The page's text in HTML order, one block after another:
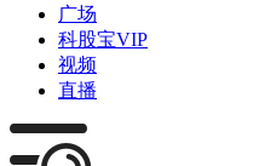
广场
科股宝VIP
视频
直播